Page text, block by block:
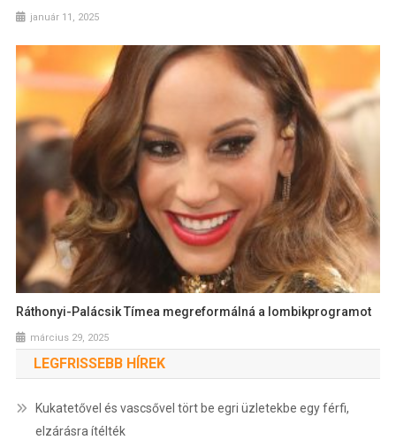
január 11, 2025
Ráthonyi-Palácsik Tímea megreformálná a lombikprogramot
március 29, 2025
LEGFRISSEBB HÍREK
Kukatetővel és vascsővel tört be egri üzletekbe egy férfi,
elzárásra ítélték